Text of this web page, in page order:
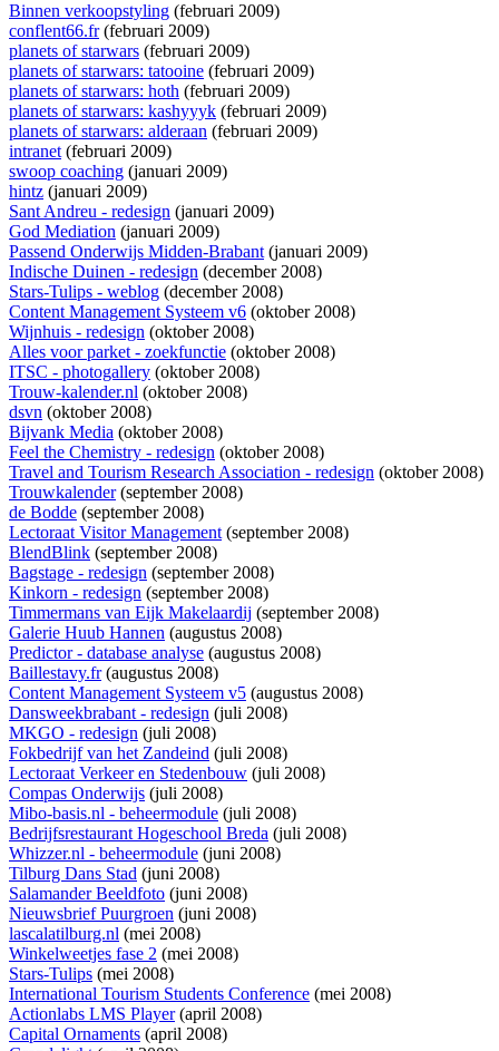
Binnen verkoopstyling (februari 2009)
conflent66.fr(februari 2009)
planets of starwars (februari 2009)
planets of starwars: tatooine (februari 2009)
planets of starwars: hoth (februari 2009)
planets of starwars: kashyyyk (februari 2009)
planets of starwars: alderaan (februari 2009)
intranet(februari 2009)
swoop coaching (januari 2009)
hintz (januari 2009)
Sant Andreu - redesign (januari 2009)
God Mediation (januari 2009)
Passend Onderwijs Midden-Brabant(januari 2009)
Indische Duinen - redesign (december 2008)
Stars-Tulips - weblog (december 2008)
Content Management Systeem v6 (oktober 2008)
Wijnhuis - redesign (oktober 2008)
Alles voor parket - zoekfunctie (oktober 2008)
ITSC - photogallery (oktober 2008)
Trouw-kalender.nl (oktober 2008)
dsvn (oktober 2008)
Bijvank Media (oktober 2008)
Feel the Chemistry - redesign (oktober 2008)
Travel and Tourism Research Association - redesign (oktober 2008)
Trouwkalender(september 2008)
de Bodde (september 2008)
Lectoraat Visitor Management(september 2008)
BlendBlink (september 2008)
Bagstage - redesign (september 2008)
Kinkorn - redesign (september 2008)
Timmermans van Eijk Makelaardij (september 2008)
Galerie Huub Hannen (augustus 2008)
Predictor - database analyse (augustus 2008)
Baillestavy.fr(augustus 2008)
Content Management Systeem v5 (augustus 2008)
Dansweekbrabant - redesign (juli 2008)
MKGO - redesign (juli 2008)
Fokbedrijf van het Zandeind (juli 2008)
Lectoraat Verkeer en Stedenbouw (juli 2008)
Compas Onderwijs (juli 2008)
Mibo-basis.nl - beheermodule (juli 2008)
Bedrijfsrestaurant Hogeschool Breda (juli 2008)
Whizzer.nl - beheermodule (juni 2008)
Tilburg Dans Stad (juni 2008)
Salamander Beeldfoto (juni 2008)
Nieuwsbrief Puurgroen (juni 2008)
lascalatilburg.nl (mei 2008)
Winkelweetjes fase 2 (mei 2008)
Stars-Tulips (mei 2008)
International Tourism Students Conference (mei 2008)
Actionlabs LMS Player(april 2008)
Capital Ornaments (april 2008)